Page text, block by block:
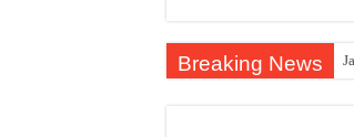
Breaking News